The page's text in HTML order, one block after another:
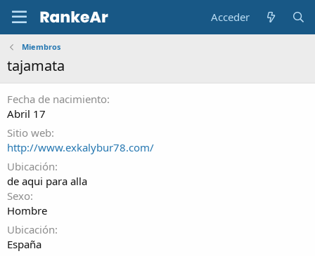
Acceder
Miembros
tajamata
Fecha de nacimiento
Abril 17
Sitio web
http://www.exkalybur78.com/
Ubicación
de aqui para alla
Sexo
Hombre
Ubicación
España